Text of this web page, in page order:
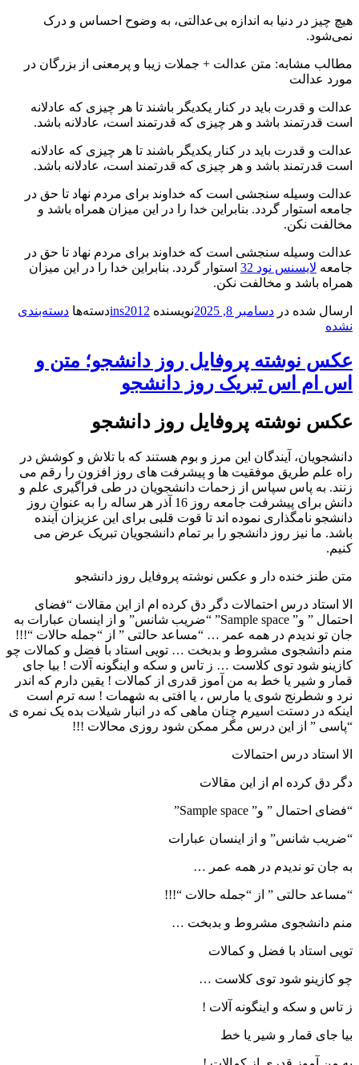
هیچ چیز در دنیا به اندازه بی‌عدالتی، به وضوح احساس و درک
نمی‌شود.
مطالب مشابه: متن عدالت + جملات زیبا و پرمعنی از بزرگان در
مورد عدالت
عدالت و قدرت باید در کنار یکدیگر باشند تا هر چیزی که عادلانه
است قدرتمند باشد و هر چیزی که قدرتمند است، عادلانه باشد.
عدالت و قدرت باید در کنار یکدیگر باشند تا هر چیزی که عادلانه
است قدرتمند باشد و هر چیزی که قدرتمند است، عادلانه باشد.
عدالت وسیله سنجشی است که خداوند برای مردم نهاد تا حق در
جامعه استوار گردد. بنابراین خدا را در این میزان همراه باشد و
مخالفت نکن.
عدالت وسیله سنجشی است که خداوند برای مردم نهاد تا حق در
جامعه لایسنس نود 32
استوار گردد. بنابراین خدا را در این میزان
همراه باشد و مخالفت نکن.
ارسال شده در دسامبر 8, 2025 نویسنده ins2012دسته‌ها دسته‌بندی
نشده
عکس نوشته پروفایل روز دانشجو؛ متن و
اس ام اس تبریک روز دانشجو
عکس نوشته پروفایل روز دانشجو
دانشجویان، آیندگان این مرز و بوم هستند که با تلاش و کوشش در
راه علم طریق موفقیت ها و پیشرفت های روز افزون را رقم می
زنند. به پاس سپاس از زحمات دانشجویان در طی فراگیری علم و
دانش برای پیشرفت جامعه روز 16 آذر هر ساله را به عنوان روز
دانشجو نامگذاری نموده اند تا قوت قلبی برای این عزیزان آینده
باشد. ما نیز روز دانشجو را بر تمام دانشجویان تبریک عرض می
کنیم.
متن طنز خنده دار و عکس نوشته پروفایل روز دانشجو
الا استاد درس احتمالات دگر دق کرده ام از این مقالات “فضای
احتمال ” و” Sample space” “ضریب شانس” و از اینسان عبارات به
جان تو ندیدم در همه عمر … “مساعد حالتی ” از “جمله حالات “!!!
منم دانشجوی مشروط و بدبخت … تویی استاد با فضل و کمالات چو
کازینو شود توی کلاست … ز تاس و سکه و اینگونه آلات ! بیا جای
قمار و شیر یا خط به من آموز قدری از کمالات ! یقین دارم که اندر
نرد و شطرنج شوی یا مارس ، یا افتی به شهمات ! سه ترم است
اینکه در دستت اسیرم چنان ماهی که در انبار شیلات بده یک نمره ی
“پاسی ” از این درس مگر ممکن شود روزی محالات !!!
الا استاد درس احتمالات
دگر دق کرده ام از این مقالات
“فضای احتمال ” و” Sample space”
“ضریب شانس” و از اینسان عبارات
به جان تو ندیدم در همه عمر …
“مساعد حالتی ” از “جمله حالات “!!!
منم دانشجوی مشروط و بدبخت …
تویی استاد با فضل و کمالات
چو کازینو شود توی کلاست …
ز تاس و سکه و اینگونه آلات !
بیا جای قمار و شیر یا خط